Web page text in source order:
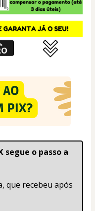
segue o passo a
que recebeu após